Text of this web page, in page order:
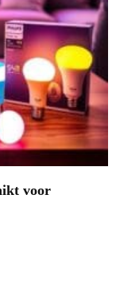
voor